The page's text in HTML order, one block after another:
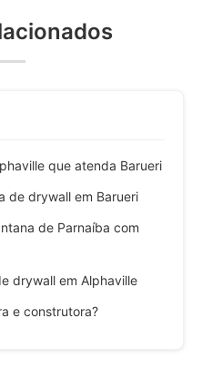
que atenda Barueri
de drywall em Barueri
de Parnaíba com
drywall em Alphaville
e construtora?